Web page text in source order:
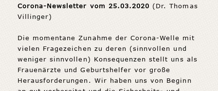
Corona-Newsletter vom 25.03.2020 (Dr. Thomas
Villinger)
Die momentane Zunahme der Corona-Welle mit
vielen Fragezeichen zu deren (sinnvollen und
weniger sinnvollen) Konsequenzen stellt uns als
Frauenärzte und Geburtshelfer vor große
Herausforderungen. Wir haben uns von Beginn